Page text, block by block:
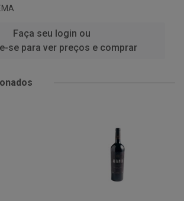
Faça seu login ou
se para ver preços e comprar